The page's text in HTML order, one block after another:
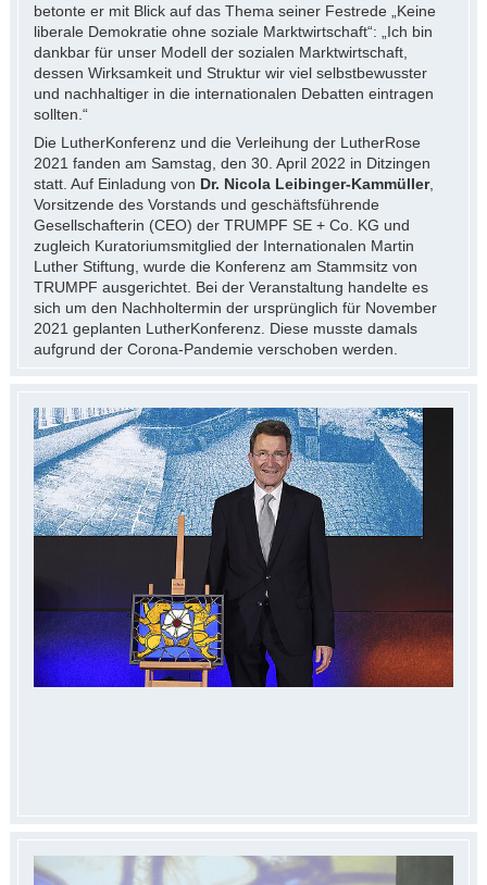
betonte er mit Blick auf das Thema seiner Festrede „Keine
liberale Demokratie ohne soziale Marktwirtschaft“: „Ich bin
dankbar für unser Modell der sozialen Marktwirtschaft,
dessen Wirksamkeit und Struktur wir viel selbstbewusster
und nachhaltiger in die internationalen Debatten eintragen
sollten.“
Die LutherKonferenz und die Verleihung der LutherRose
2021 fanden am Samstag, den 30. April 2022 in Ditzingen
statt. Auf Einladung von Dr. Nicola Leibinger-Kammüller,
Vorsitzende des Vorstands und geschäftsführende
Gesellschafterin (CEO) der TRUMPF SE + Co. KG und
zugleich Kuratoriumsmitglied der Internationalen Martin
Luther Stiftung, wurde die Konferenz am Stammsitz von
TRUMPF ausgerichtet. Bei der Veranstaltung handelte es
sich um den Nachholtermin der ursprünglich für November
2021 geplanten LutherKonferenz. Diese musste damals
aufgrund der Corona-Pandemie verschoben werden.